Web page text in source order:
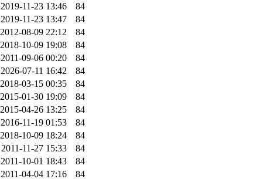
2019-11-23 13:46
84
2019-11-23 13:47
84
2012-08-09 22:12
84
2018-10-09 19:08
84
2011-09-06 00:20
84
2026-07-11 16:42
84
2018-03-15 00:35
84
2015-01-30 19:09
84
2015-04-26 13:25
84
2016-11-19 01:53
84
2018-10-09 18:24
84
2011-11-27 15:33
84
2011-10-01 18:43
84
2011-04-04 17:16 84